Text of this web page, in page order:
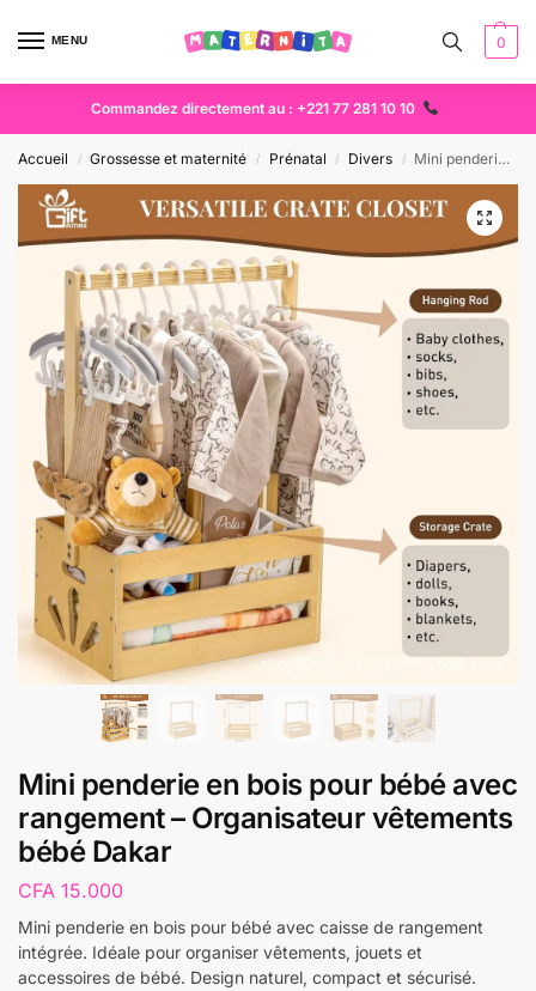
MENU 0
Commandez directement au : +221 77 281 10 10
Accueil / Grossesse et maternité / Prénatal / Divers / Mini penderie en bois pour bébé avec rangement – Organisateur vêtements bébé Dakar
Mini penderie en bois pour bébé avec
rangement – Organisateur vêtements
bébé Dakar
CFA 15.000
Mini penderie en bois pour bébé avec caisse de rangement
intégrée. Idéale pour organiser vêtements, jouets et
accessoires de bébé. Design naturel, compact et sécurisé.